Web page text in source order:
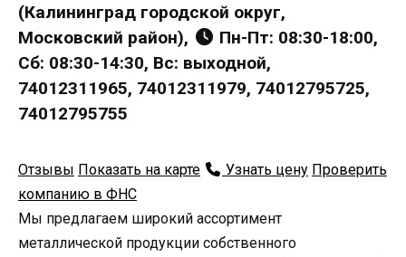
(Калининград городской округ,
Московский район),
Пн-Пт: 08:30-18:00,
Сб: 08:30-14:30, Вс: выходной,
74012311965, 74012311979, 74012795725,
74012795755
Отзывы Показать на карте Узнать цену Проверить
компанию в ФНС
Мы предлагаем широкий ассортимент
металлической продукции собственного